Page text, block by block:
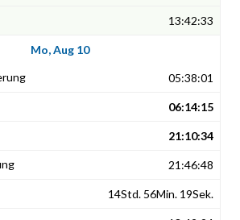
13:42:33
Mo, Aug 10
05:38:01
06:14:15
21:10:34
21:46:48
14Std. 56Min. 19Sek.